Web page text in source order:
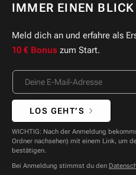
IMMER EINEN
Meld dich an und erfahre als
10 € Bonus zum Start.
LOS GEHT’S
WICHTIG: Nach der Anmeldung
Ordner nachsehen) mit einem Link, um
bestätigen.
Bei Anmeldung stimmst du den